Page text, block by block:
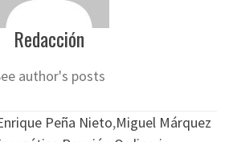
Redacción
author's posts
Peña Nieto,Miguel Márquez